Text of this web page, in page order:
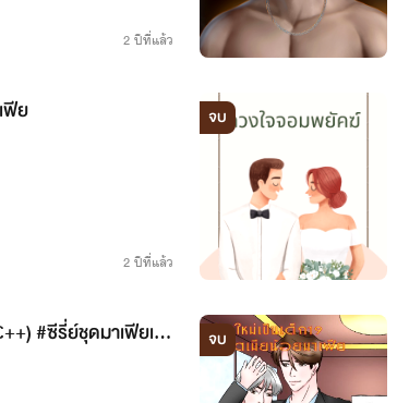
2 ปีที่แล้ว
ฟีย
2 ปีที่แล้ว
จบ
#ซีรี่ย์ชุดมาเฟียเมี
จบ